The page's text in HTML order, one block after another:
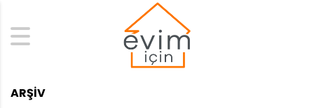
Search
ARŞIV